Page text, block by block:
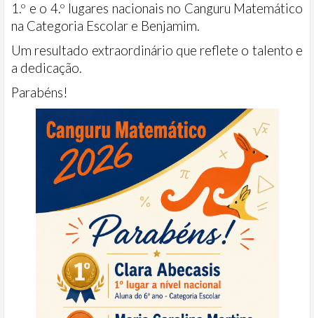
1.º e o 4.º lugares nacionais no Canguru Matemático
na Categoria Escolar e Benjamim.
Um resultado extraordinário que reflete o talento e
a dedicação.
Parabéns!